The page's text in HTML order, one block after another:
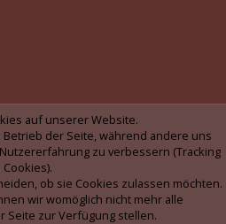
auf unserer Website.
der Seite, während andere uns
zu verbessern (Tracking
Cookies).
ob sie Cookies zulassen möchten.
wir womöglich nicht mehr alle
Seite zur Verfügung stellen.